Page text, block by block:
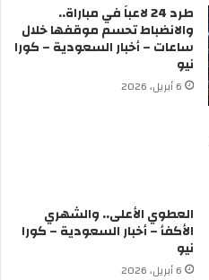
طرد 24 لاعباً في مباراة..
والانضباط تحسم موقفها خلال
ساعات – أخبار السعودية – كورا
نيو
6 أبريل، 2026
العطوي الأعلى.. والشهري
الأكفأ – أخبار السعودية – كورا
نيو
6 أبريل، 2026